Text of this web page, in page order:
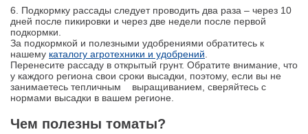
6. Подкормку рассады следует проводить два раза – через 10
дней после пикировки и через две недели после первой
подкормки.
За подкормкой и полезными удобрениями обратитесь к
нашему каталогу агротехники и удобрений
Перенесите рассаду в открытый грунт. Обратите внимание, что
у каждого региона свои сроки высадки, поэтому, если вы не
занимаетесь тепличным выращиванием, сверяйтесь с
нормами высадки в вашем регионе.
Чем полезны томаты?